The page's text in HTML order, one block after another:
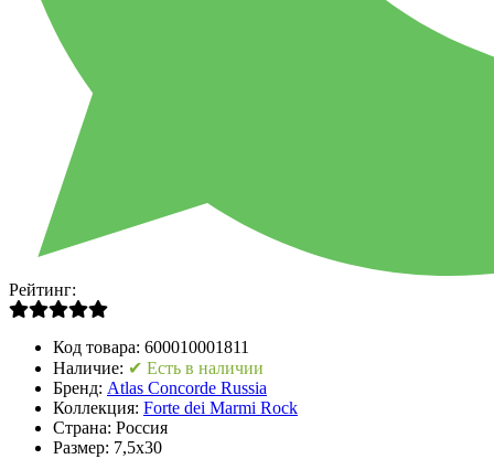
Рейтинг:
Код товара: 600010001811
Наличие: ✔ Есть в наличии
Бренд: Atlas Concorde Russia
Коллекция: Forte dei Marmi Rock
Страна: Россия
Размер: 7,5x30